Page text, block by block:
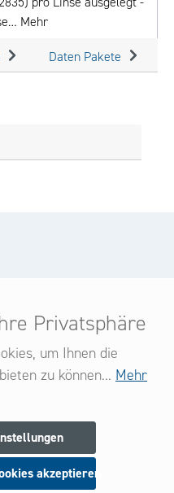
Mehr
Daten Pakete
Newsletter an
Produkte und Angebote
Privatsphäre
um Ihnen die
zu können... Mehr
akzeptieren